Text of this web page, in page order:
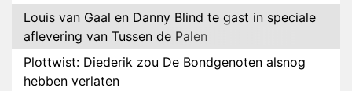
Louis van Gaal en Danny Blind te gast in speciale
aflevering van Tussen de Palen
Plottwist: Diederik zou De Bondgenoten alsnog
hebben verlaten